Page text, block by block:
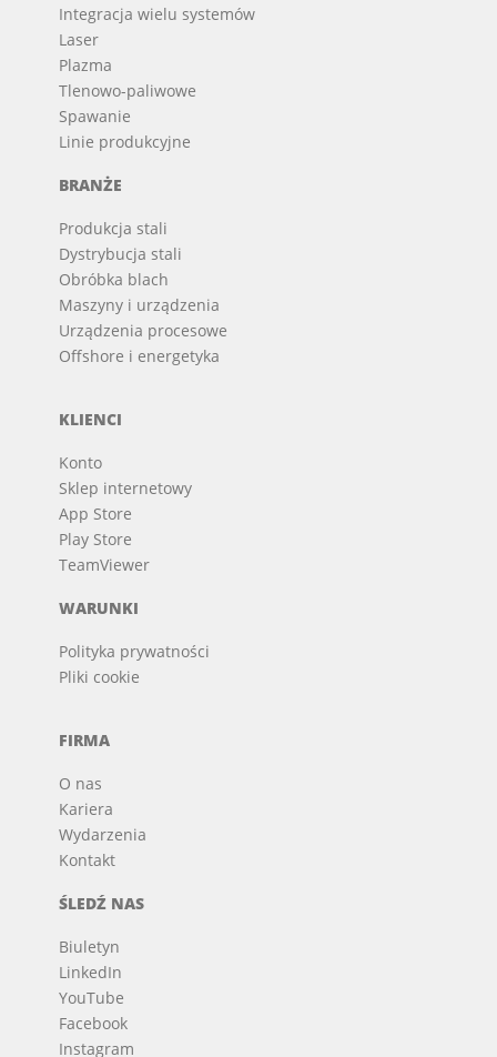
Integracja wielu systemów
Laser
Plazma
Tlenowo-paliwowe
Spawanie
Linie produkcyjne
BRANŻE
Produkcja stali
Dystrybucja stali
Obróbka blach
Maszyny i urządzenia
Urządzenia procesowe
Offshore i energetyka
KLIENCI
Konto
Sklep internetowy
App Store
Play Store
TeamViewer
WARUNKI
Polityka prywatności
Pliki cookie
FIRMA
O nas
Kariera
Wydarzenia
Kontakt
ŚLEDŹ NAS
Biuletyn
LinkedIn
YouTube
Facebook
Instagram